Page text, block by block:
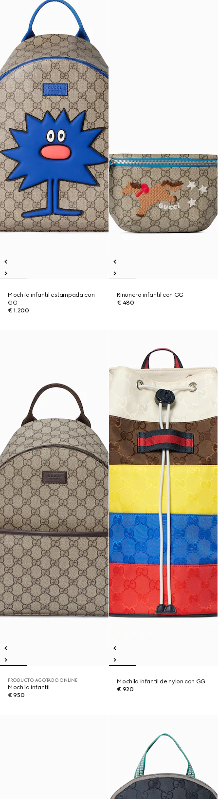
Mochila infantil estampada con
GG
€ 1.200
Riñonera infantil con GG
€ 480
PRODUCTO AGOTADO ONLINE
Mochila infantil
€ 950
Mochila infantil de nylon con GG
€ 920